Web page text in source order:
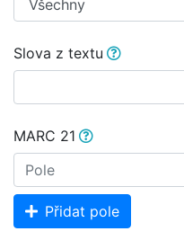
Slova z textu
MARC 21
Přidat pole